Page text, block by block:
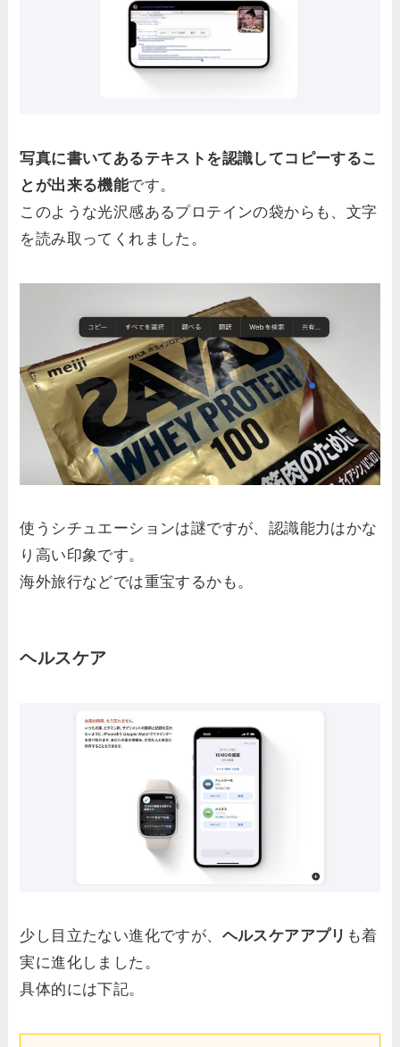
写真に書いてあるテキストを認識してコピーするこ
とが出来る機能です。
このような光沢感あるプロテインの袋からも、文字
を読み取ってくれました。
使うシチュエーションは謎ですが、認識能力はかな
り高い印象です。
海外旅行などでは重宝するかも。
ヘルスケア
少し目立たない進化ですが、 ヘルスケアアプリ も着
実に進化しました。
具体的には下記。